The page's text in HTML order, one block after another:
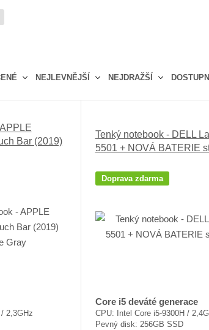
NEJLEVNĚJŠÍ NEJDRAŽŠÍ
e
n
d
u
Bar (2019)
2,3GHz
Tenký notebook - DELL
5501 + NOVÁ BATERIE
Doprava zdarma
Core i5 deváté generace
CPU: Intel Core i5-9300H /
Pevný disk: 256GB SSD